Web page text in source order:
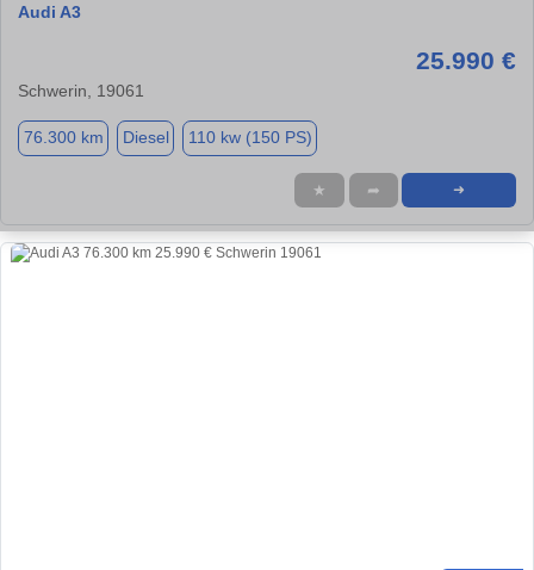
Audi A3
25.990 €
Schwerin, 19061
76.300 km Diesel 110 kw (150 PS)
★ ➦ ➜